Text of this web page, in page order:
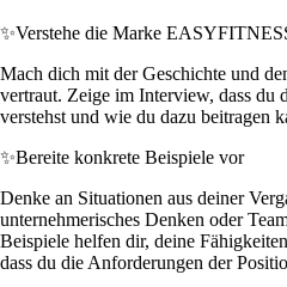
✨Verstehe die Marke
Mach dich mit der Geschichte und
vertraut. Zeige im Interview, dass du
verstehst und wie du dazu beitragen
✨Bereite konkrete Beispiele vor
Denke an Situationen aus deiner
unternehmerisches Denken oder
Beispiele helfen dir, deine
dass du die Anforderungen der